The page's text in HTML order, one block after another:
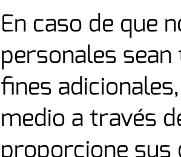
En caso de que
personales
fines
medio a través
proporcione sus